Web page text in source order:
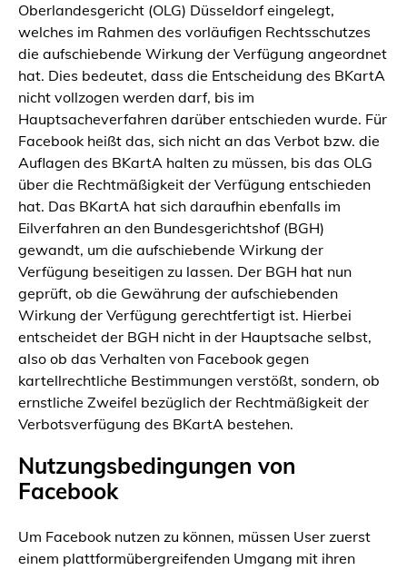
Oberlandesgericht (OLG) Düsseldorf eingelegt,
welches im Rahmen des vorläufigen Rechtsschutzes
die aufschiebende Wirkung der Verfügung angeordnet
hat. Dies bedeutet, dass die Entscheidung des BKartA
nicht vollzogen werden darf, bis im
Hauptsacheverfahren darüber entschieden wurde. Für
Facebook heißt das, sich nicht an das Verbot bzw. die
Auflagen des BKartA halten zu müssen, bis das OLG
über die Rechtmäßigkeit der Verfügung entschieden
hat. Das BKartA hat sich daraufhin ebenfalls im
Eilverfahren an den Bundesgerichtshof (BGH)
gewandt, um die aufschiebende Wirkung der
Verfügung beseitigen zu lassen. Der BGH hat nun
geprüft, ob die Gewährung der aufschiebenden
Wirkung der Verfügung gerechtfertigt ist. Hierbei
entscheidet der BGH nicht in der Hauptsache selbst,
also ob das Verhalten von Facebook gegen
kartellrechtliche Bestimmungen verstößt, sondern, ob
ernstliche Zweifel bezüglich der Rechtmäßigkeit der
Verbotsverfügung des BKartA bestehen.
Nutzungsbedingungen von
Facebook
Um Facebook nutzen zu können, müssen User zuerst
einem plattformübergreifenden Umgang mit ihren